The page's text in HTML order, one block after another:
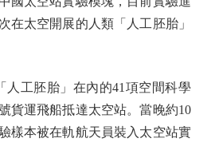
在太空開展的人類「人工胚胎」
工胚胎」在內的41項空間科學
貨運飛船抵達太空站。當晚約10
樣本被在軌航天員裝入太空站實